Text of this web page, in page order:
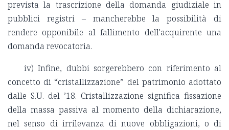
prevista la trascrizione della domanda giudiziale in
pubblici registri – mancherebbe la possibilità di
rendere opponibile al fallimento dell'acquirente una
domanda revocatoria.
iv) Infine, dubbi sorgerebbero con riferimento al
concetto di “cristallizzazione” del patrimonio adottato
dalle S.U. del ’18. Cristallizzazione significa fissazione
della massa passiva al momento della dichiarazione,
nel senso di irrilevanza di nuove obbligazioni, o di